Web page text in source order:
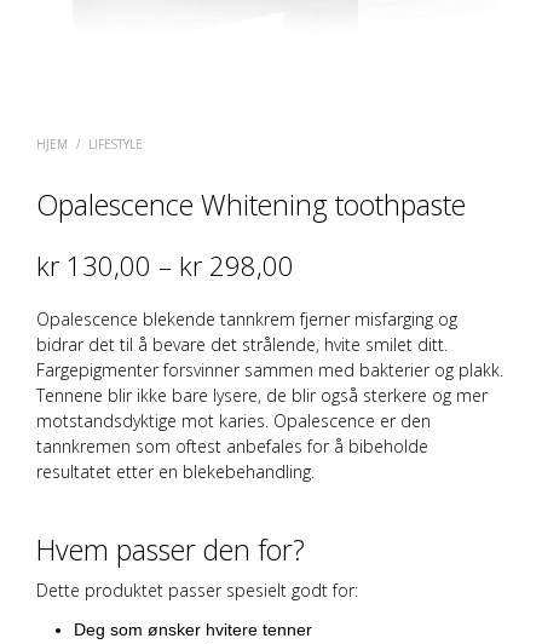
HJEM / LIFESTYLE
Opalescence Whitening toothpaste
kr 130,00 – kr 298,00
kr 130,00
til
kr 298,00
Opalescence blekende tannkrem fjerner misfarging og
bidrar det til å bevare det strålende, hvite smilet ditt.
Fargepigmenter forsvinner sammen med bakterier og plakk.
Tennene blir ikke bare lysere, de blir også sterkere og mer
motstandsdyktige mot karies. Opalescence er den
tannkremen som oftest anbefales for å bibeholde
resultatet etter en blekebehandling.
Hvem passer den for?
Dette produktet passer spesielt godt for:
Deg som ønsker hvitere tenner